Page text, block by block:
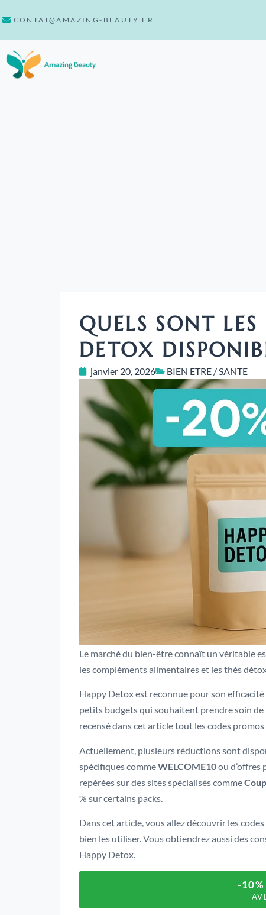
CONTAT@AMAZING-BEAUTY.FR
QUELS SONT
DETOX
janvier 20, 2026 BIEN ETRE / SANTE
Le marché du bien-être connaît un véritable
les compléments alimentaires et les thés
Happy Detox est reconnue pour son
petits budgets qui souhaitent prendre soin
recensé dans cet article tout les codes
Actuellement, plusieurs réductions sont
spécifiques commeWELCOME10ou d’offres
repérées sur des sites spécialisés comme
% sur certains packs.
Dans cet article, vous allez découvrir les
bien les utiliser. Vous obtiendrez aussi des
Happy Detox.
-10%